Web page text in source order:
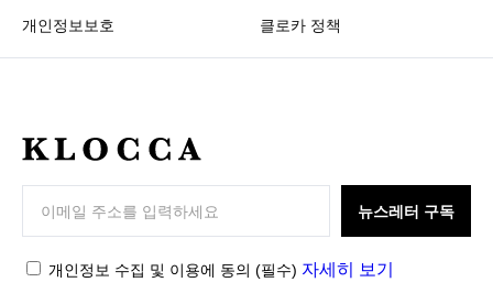
개인정보보호 클로카 정책
K
C
C
뉴스레터 구독
개인정보 수집 및 이용에 동의 (필수) 자세히 보기